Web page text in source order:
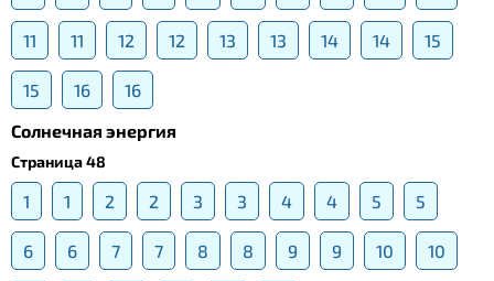
11 11 12 12 13 13 14 14 15
15 16
16
Солнечная энергия
Страница 48
1 1 2 2 3 3 4 4 5 5
6 6 7 7 8 8 9 9 10 10